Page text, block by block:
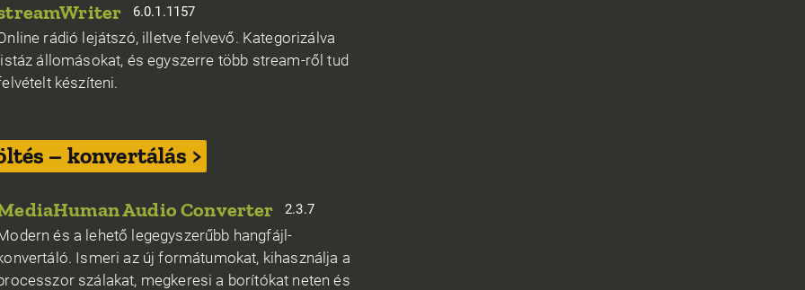
6.0.1.1157
rádió lejátszó, illetve felvevő. Kategorizálva
állomásokat, és egyszerre több stream-ről tud
készíteni.
– konvertálás >
Audio Converter 2.3.7
és a lehető legegyszerűbb hangfájl-
Ismeri az új formátumokat, kihasználja a
szálakat, megkeresi a borítókat neten és